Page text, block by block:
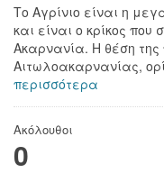
Το Αγρίνιο είναι η
και είναι ο κρίκος που
Ακαρνανία. Η θέση της
Αιτωλοακαρνανίας,
περισσότερα
Ακόλουθοι
0